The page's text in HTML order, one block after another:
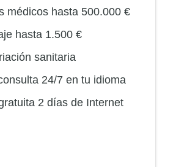
médicos hasta 500.000 €
hasta 1.500 €
sanitaria
24/7 en tu idioma
2 días de Internet